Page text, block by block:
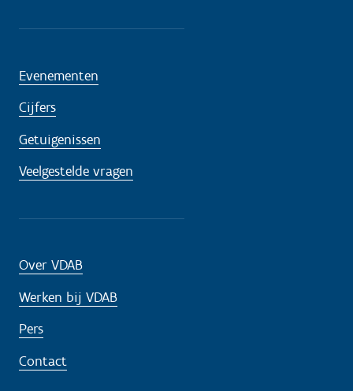
Evenementen
Cijfers
Getuigenissen
Veelgestelde vragen
Over VDAB
Werken bij VDAB
Pers
Contact